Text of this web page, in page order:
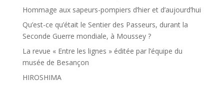
Hommage aux sapeurs-pompiers d’hier et d’aujourd’hui
Qu’est-ce qu’était le Sentier des Passeurs, durant la
Seconde Guerre mondiale, à Moussey ?
La revue « Entre les lignes » éditée par l’équipe du
musée de Besançon
HIROSHIMA